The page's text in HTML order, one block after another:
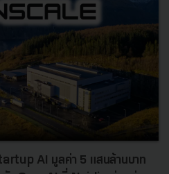
AI มูลค่า 5 แสนล้านบาท